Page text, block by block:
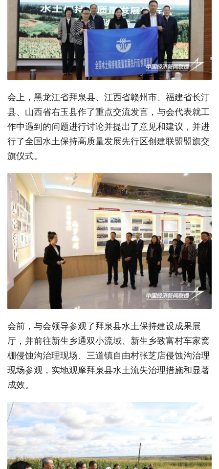
会上，黑龙江省拜泉县、江西省赣州市、福建省长汀
县、山西省右玉县作了重点交流发言，与会代表就工
作中遇到的问题进行讨论并提出了意见和建议，并进
行了全国水土保持高质量发展先行区创建联盟盟旗交
旗仪式。
会前，与会领导参观了拜泉县水土保持建设成果展
厅，并前往新生乡通双小流域、新生乡致富村车家窝
棚侵蚀沟治理现场、三道镇自由村张芝店侵蚀沟治理
现场参观，实地观摩拜泉县水土流失治理措施和显著
成效。